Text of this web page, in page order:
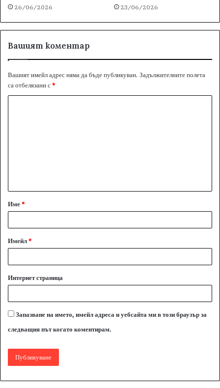
26/06/2026 23/06/2026
Вашият коментар
Вашият имейл адрес няма да бъде публикуван. Задължителните полета
са отбелязани с*
а
р
Име*
Имейл*
Интернет страница
Запазване на името, имейл адреса и уебсайта ми в този браузър за
следващия път когато коментирам.